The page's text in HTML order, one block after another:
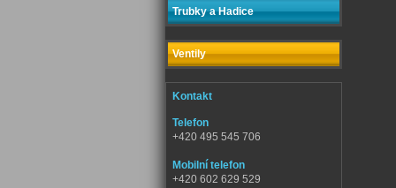
Trubky a Hadice
Ventily
Kontakt
Telefon
+420 495 545 706
Mobilní telefon
+420 602 629 529